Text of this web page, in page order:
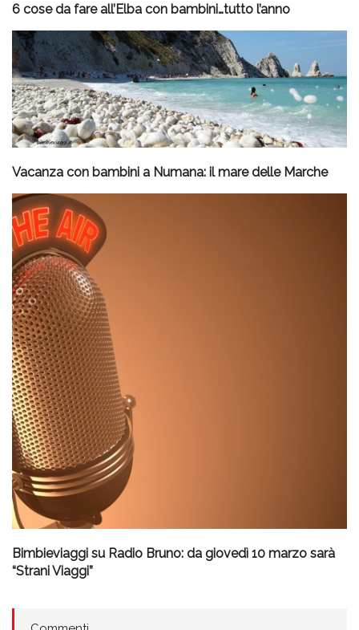
6 cose da fare all’Elba con bambini…tutto l’anno
Vacanza con bambini a Numana: il mare delle Marche
Bimbieviaggi su Radio Bruno: da giovedì 10 marzo sarà
“Strani Viaggi”